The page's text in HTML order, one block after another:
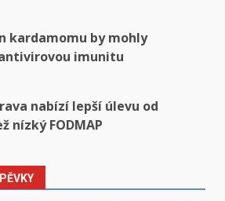
kardamomu by mohly
imunitu
nabízí lepší úlevu od
nízký FODMAP